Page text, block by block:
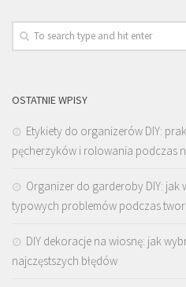
OSTATNIE WPISY
Etykiety do organizerów DIY:
pęcherzyków i rolowania podczas
Organizer do garderoby DIY: jak
typowych problemów podczas
DIY dekoracje na wiosnę: jak
najczęstszych błędów